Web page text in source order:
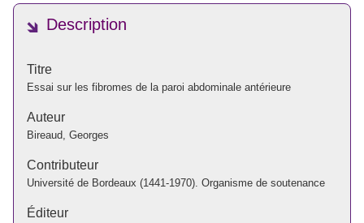
Description
Titre
Essai sur les fibromes de la paroi abdominale antérieure
Auteur
Bireaud, Georges
Contributeur
Université de Bordeaux (1441-1970). Organisme de soutenance
Éditeur